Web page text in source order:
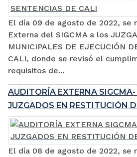
El día 09 de agosto de 2022, se
Externa del SIGCMA a los
MUNICIPALES DE EJECUCIÓN
CALI, donde se revisó el
requisitos de...
AUDITORÍA EXTERNA
JUZGADOS EN RESTITUCIÓN
El día 08 de agosto de 2022, se